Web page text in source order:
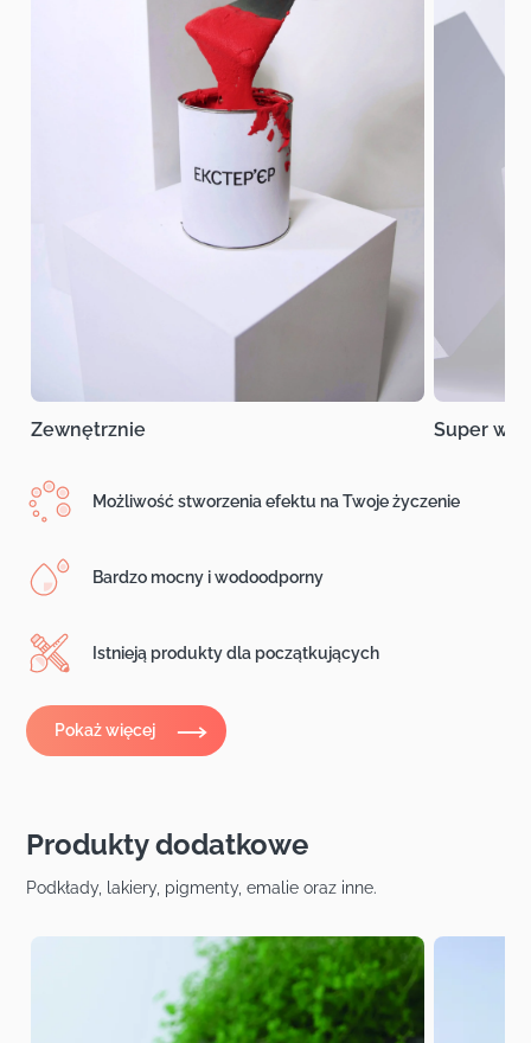
Zewnętrznie Super
Możliwość stworzenia efektu na Twoje życzenie
Bardzo mocny i wodoodporny
Istnieją produkty dla początkujących
Pokaż więcej
Produkty dodatkowe
Podkłady, lakiery, pigmenty, emalie oraz inne.